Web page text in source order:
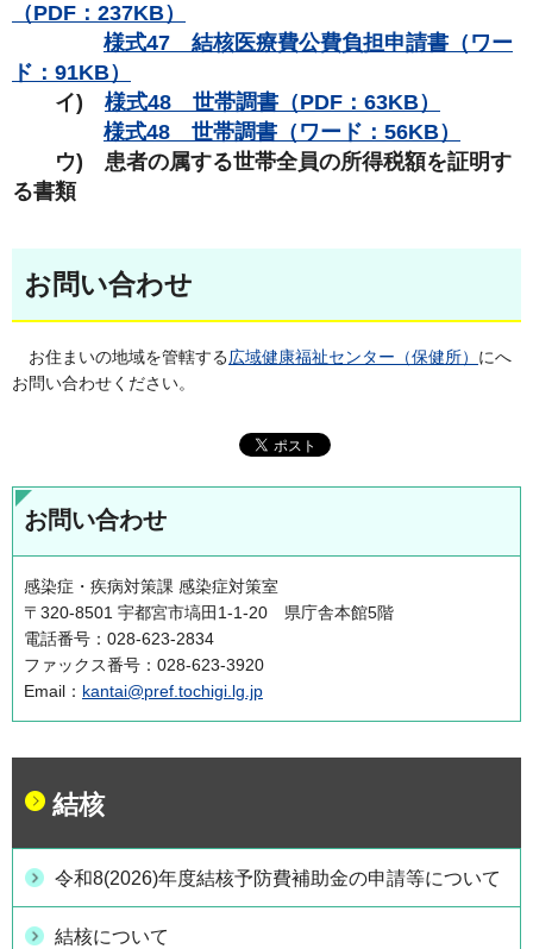
（PDF：237KB）
様式47 結核医療費公費負担申請書（ワー
ド：91KB）
イ) 様式48 世帯調書（PDF：63KB）
様式48 世帯調書（ワード：56KB）
ウ) 患者の属する世帯全員の所得税額を証明す
る書類
お問い合わせ
お住まいの地域を管轄する広域健康福祉センター（保健所） にへ
お問い合わせください。
お問い合わせ
感染症・疾病対策課 感染症対策室
〒320-8501 宇都宮市塙田1-1-20 県庁舎本館5階
電話番号：028-623-2834
ファックス番号：028-623-3920
Email： kantai@pref.tochigi.lg.jp
結核
令和8(2026)年度結核予防費補助金の申請等について
結核について